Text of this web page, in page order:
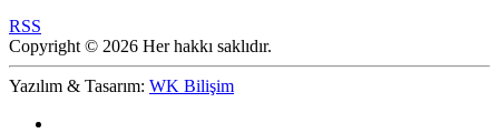
RSS
Copyright © 2026 Her hakkı saklıdır.
Yazılım & Tasarım: WK Bilişim